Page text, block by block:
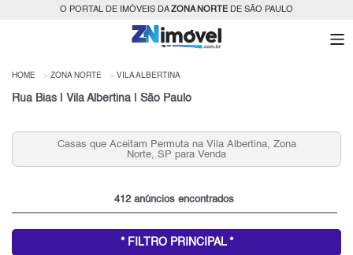
O PORTAL DE IMÓVEIS DAZONA NORTEDE SÃO PAULO
HOME ZONA NORTE VILA ALBERTINA
Rua Bias | Vila Albertina | São Paulo
Casas que Aceitam Permuta na Vila Albertina, Zona
Norte, SP para Venda
412 anúncios encontrados
* FILTRO PRINCIPAL *